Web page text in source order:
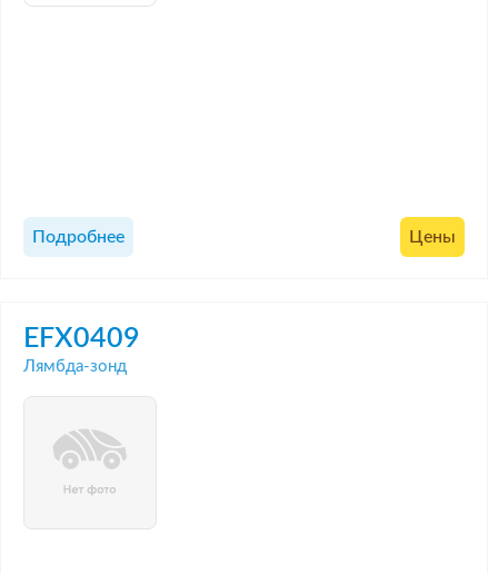
Подробнее Цены
EFX0409
Лямбда-зонд